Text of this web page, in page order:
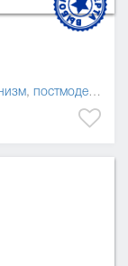
, постмодернизм